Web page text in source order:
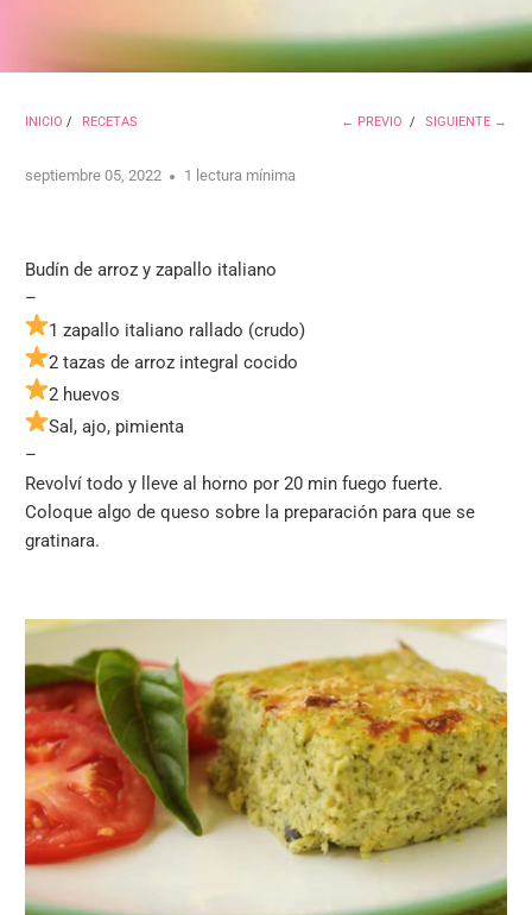
INICIO / RECETAS ← PREVIO / SIGUIENTE →
septiembre 05, 2022 1 lectura mínima
Budín de arroz y zapallo italiano
–
1 zapallo italiano rallado (crudo)
2 tazas de arroz integral cocido
2 huevos
Sal, ajo, pimienta
–
Revolví todo y lleve al horno por 20 min fuego fuerte.
Coloque algo de queso sobre la preparación para que se
gratinara.